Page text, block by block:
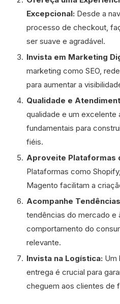
Excepcional: Desde a
processo de checkout,
ser suave e agradável.
Invista em Marketing
marketing como SEO,
para aumentar a
Qualidade e
qualidade e um excelente
fundamentais para
fiéis.
Aproveite Plataformas
Plataformas como
Magento facilitam a
Acompanhe
tendências do mercado e
comportamento do
relevante.
Invista na Logística: Um
entrega é crucial para
cheguem aos clientes de